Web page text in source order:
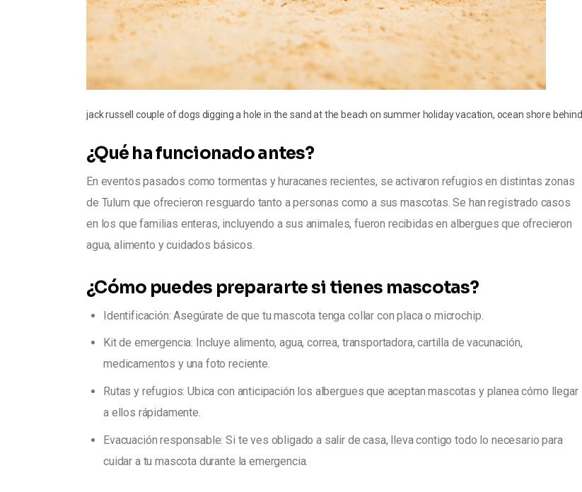
jack russell couple of dogs digging a hole in the sand at the beach on summer holiday vacation, ocean shore behind
¿Qué ha funcionado antes?
En eventos pasados como tormentas y huracanes recientes, se activaron refugios en distintas zonas
de Tulum que ofrecieron resguardo tanto a personas como a sus mascotas. Se han registrado casos
en los que familias enteras, incluyendo a sus animales, fueron recibidas en albergues que ofrecieron
agua, alimento y cuidados básicos.
¿Cómo puedes prepararte si tienes mascotas?
Identificación: Asegúrate de que tu mascota tenga collar con placa o microchip.
Kit de emergencia: Incluye alimento, agua, correa, transportadora, cartilla de vacunación,
medicamentos y una foto reciente.
Rutas y refugios: Ubica con anticipación los albergues que aceptan mascotas y planea cómo llegar
a ellos rápidamente.
Evacuación responsable: Si te ves obligado a salir de casa, lleva contigo todo lo necesario para
cuidar a tu mascota durante la emergencia.